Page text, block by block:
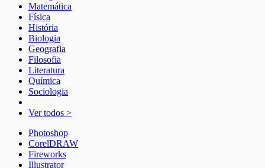
Matemática
Física
História
Biologia
Geografia
Filosofia
Literatura
Química
Sociologia
Ver todos >
Photoshop
CorelDRAW
Fireworks
Illustrator